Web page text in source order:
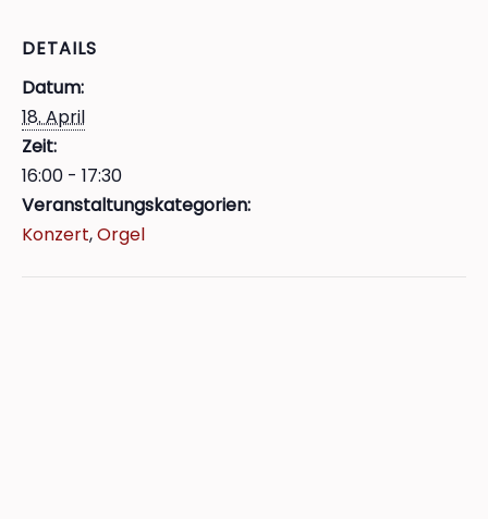
DETAILS
Datum:
18. April
Zeit:
16:00 - 17:30
Veranstaltungskategorien:
Konzert,Orgel